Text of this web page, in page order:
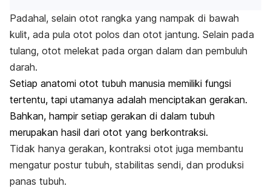
Padahal, selain otot rangka yang nampak di bawah
kulit, ada pula otot polos dan otot jantung. Selain pada
tulang, otot melekat pada organ dalam dan pembuluh
darah.
Setiap anatomi otot tubuh manusia memiliki fungsi
tertentu, tapi utamanya adalah menciptakan gerakan.
Bahkan, hampir setiap gerakan di dalam tubuh
merupakan hasil dari otot yang berkontraksi.
Tidak hanya gerakan, kontraksi otot juga membantu
mengatur postur tubuh, stabilitas sendi, dan produksi
panas tubuh.